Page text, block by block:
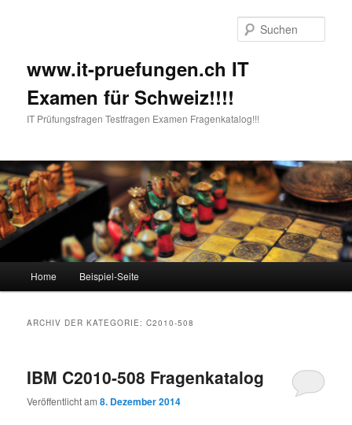
www.it-pruefungen.ch IT
Examen für Schweiz!!!!
IT Prüfungsfragen Testfragen Examen Fragenkatalog!!!
Zum Inhalt wechseln
Zum sekundären Inhalt wechseln
Home Beispiel-Seite
ARCHIV DER KATEGORIE:C2010-508
IBM C2010-508 Fragenkatalog
Veröffentlicht am8. Dezember 2014